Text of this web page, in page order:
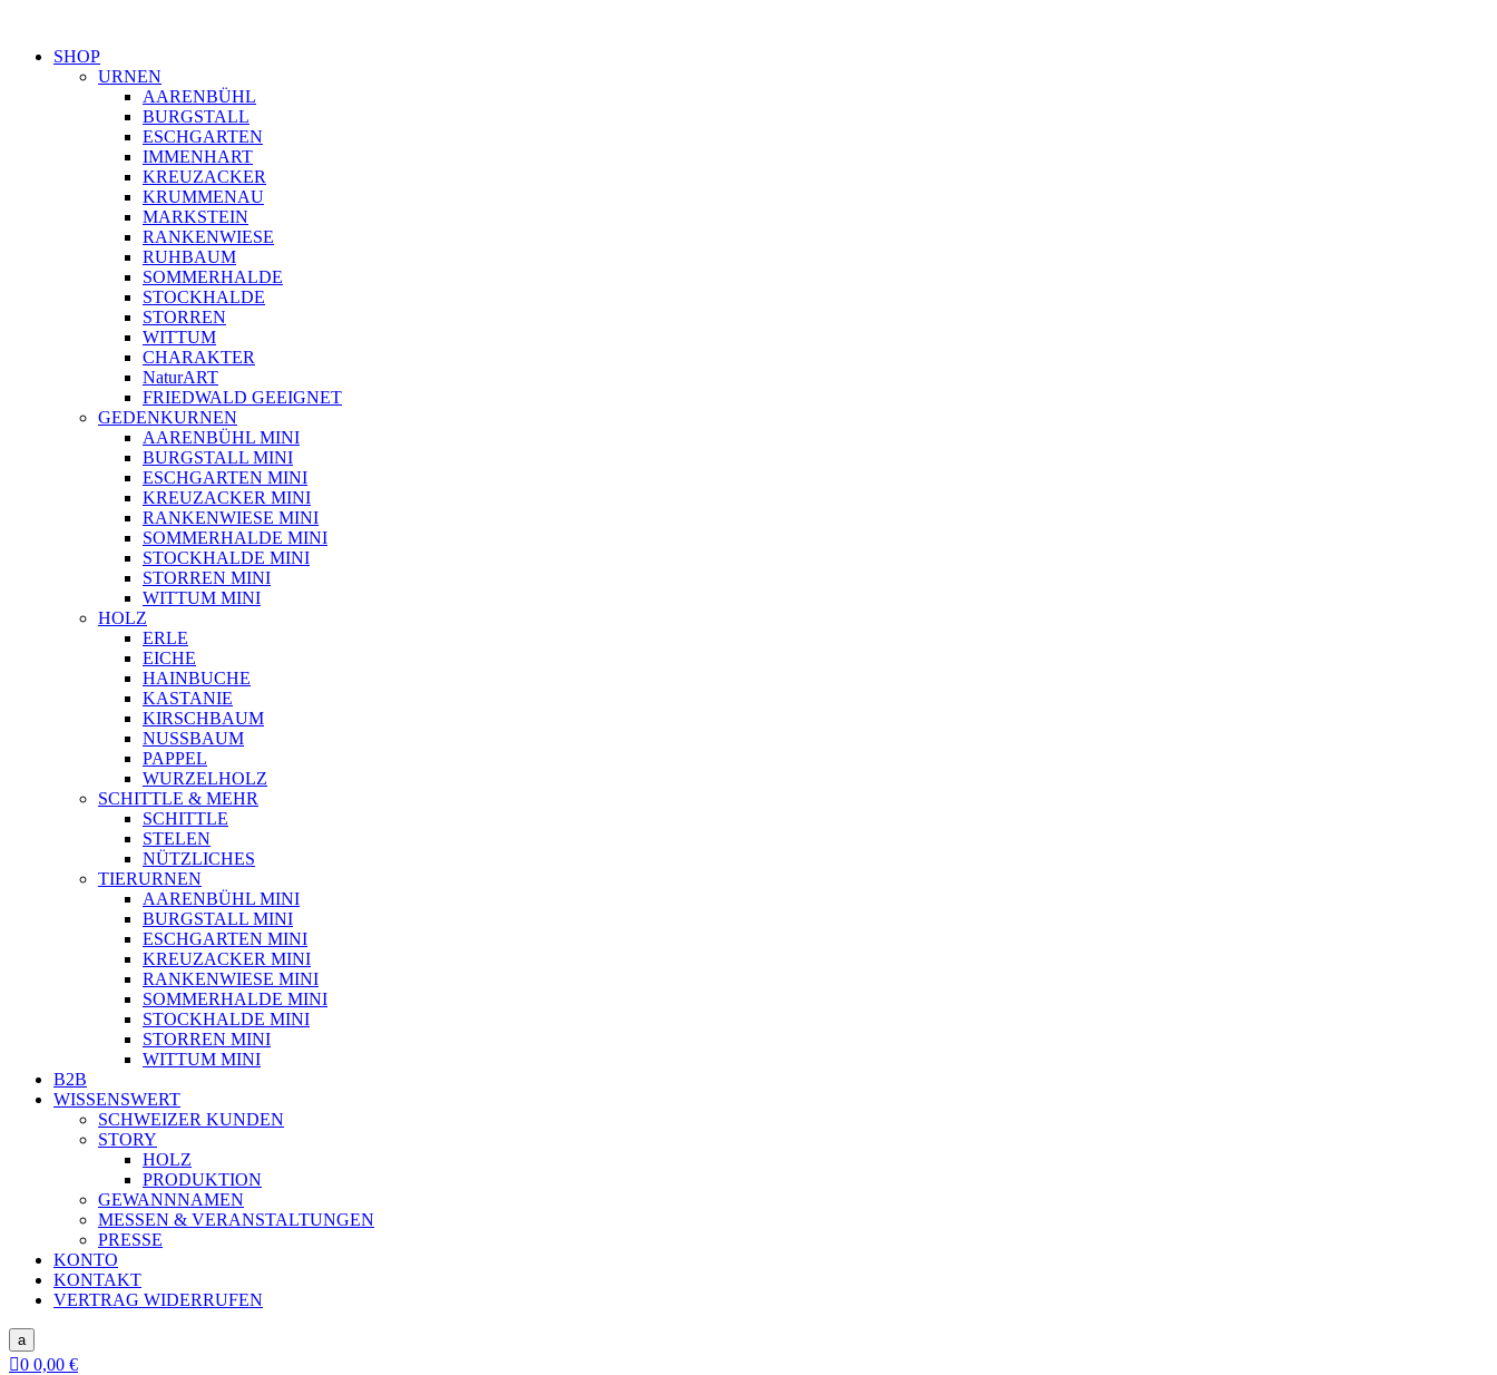
SHOP
URNEN
AARENBÜHL
BURGSTALL
ESCHGARTEN
IMMENHART
KREUZACKER
KRUMMENAU
MARKSTEIN
RANKENWIESE
RUHBAUM
SOMMERHALDE
STOCKHALDE
STORREN
WITTUM
CHARAKTER
NaturART
FRIEDWALD GEEIGNET
GEDENKURNEN
AARENBÜHL MINI
BURGSTALL MINI
ESCHGARTEN MINI
KREUZACKER MINI
RANKENWIESE MINI
SOMMERHALDE MINI
STOCKHALDE MINI
STORREN MINI
WITTUM MINI
HOLZ
ERLE
EICHE
HAINBUCHE
KASTANIE
KIRSCHBAUM
NUSSBAUM
PAPPEL
WURZELHOLZ
SCHITTLE & MEHR
SCHITTLE
STELEN
NÜTZLICHES
TIERURNEN
AARENBÜHL MINI
BURGSTALL MINI
ESCHGARTEN MINI
KREUZACKER MINI
RANKENWIESE MINI
SOMMERHALDE MINI
STOCKHALDE MINI
STORREN MINI
WITTUM MINI
B2B
WISSENSWERT
SCHWEIZER KUNDEN
STORY
HOLZ
PRODUKTION
GEWANNNAMEN
MESSEN & VERANSTALTUNGEN
PRESSE
KONTO
KONTAKT
VERTRAG WIDERRUFEN
a
0 0,00 €